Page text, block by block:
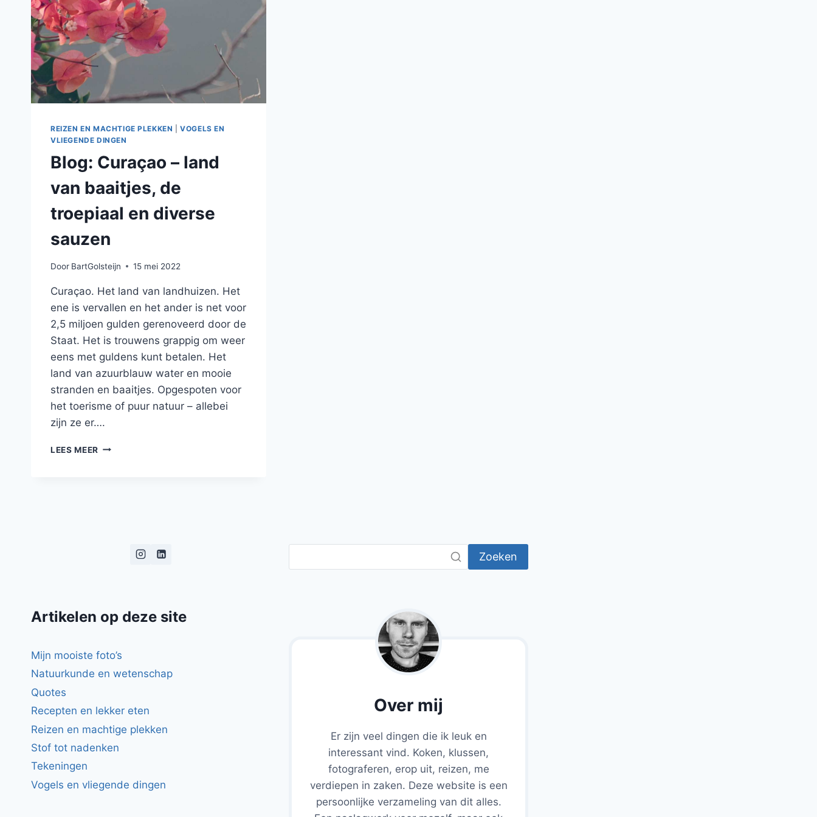
REIZEN EN MACHTIGE PLEKKEN |VOGELS EN
VLIEGENDE DINGEN
Blog: Curaçao – land
van baaitjes, de
troepiaal en diverse
sauzen
Door BartGolsteijn 15 mei 2022
Curaçao. Het land van landhuizen. Het
ene is vervallen en het ander is net voor
2,5 miljoen gulden gerenoveerd door de
Staat. Het is trouwens grappig om weer
eens met guldens kunt betalen. Het
land van azuurblauw water en mooie
stranden en baaitjes. Opgespoten voor
het toerisme of puur natuur – allebei
zijn ze er….
LEES MEER BLOG:
Zoeken
Artikelen op deze site
Mijn mooiste foto’s
Natuurkunde en wetenschap
Quotes
Recepten en lekker eten
Reizen en machtige plekken
Stof tot nadenken
Tekeningen
Vogels en vliegende dingen
Over mij
Er zijn veel dingen die ik leuk en
interessant vind. Koken, klussen,
fotograferen, erop uit, reizen, me
verdiepen in zaken. Deze website is een
persoonlijke verzameling van dit alles.